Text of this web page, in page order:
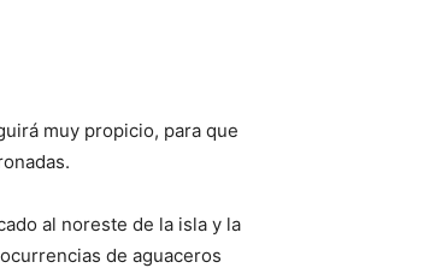
muy propicio, para que
al noreste de la isla y la
de aguaceros